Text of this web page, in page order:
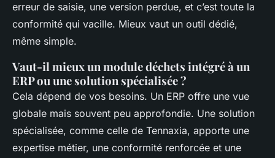
erreur de saisie, une version perdue, et c’est toute la
conformité qui vacille. Mieux vaut un outil dédié,
même simple.
Vaut-il mieux un module déchets intégré à un
ERP ou une solution spécialisée ?
Cela dépend de vos besoins. Un ERP offre une vue
globale mais souvent peu approfondie. Une solution
spécialisée, comme celle de Tennaxia, apporte une
expertise métier, une conformité renforcée et une